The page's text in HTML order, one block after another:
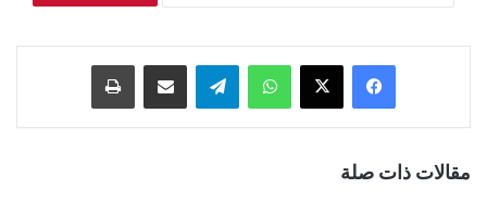
فيسبوك ‫X واتساب تيلقرام مشاركة عبر البريد طباعة
مقالات ذات صلة